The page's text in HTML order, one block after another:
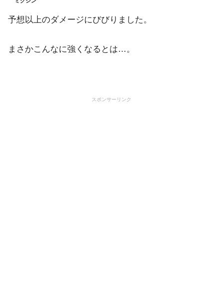
予想以上のダメージにびびりました。
まさかこんなに強くなるとは…。
スポンサーリンク